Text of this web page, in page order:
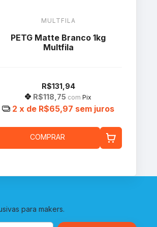
MULTFILA
PETG Matte Branco 1kg
Multfila
R$131,94
R$118,75 com Pix
2 x de R$65,97 sem juros
COMPRAR
para makers.